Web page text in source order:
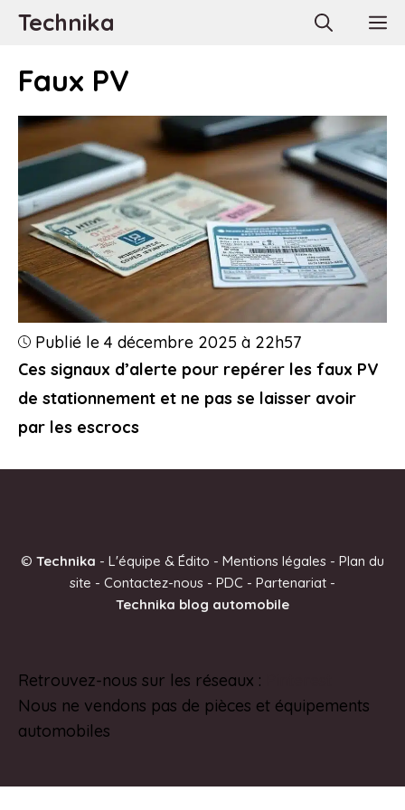
AllerTechnika
Faux PV
Ces signaux d’alerte pour repérer les faux PV
de stationnement et ne pas se laisser avoir
par les escrocs
Publié le 4 décembre 2025 à 22h57
© Technika - L'équipe & Édito - Mentions légales - Plan du
site - Contactez-nous - PDC - Partenariat -
Technika blog automobile
Retrouvez-nous sur les réseaux :
Nous ne vendons pas de pièces et équipements
automobiles